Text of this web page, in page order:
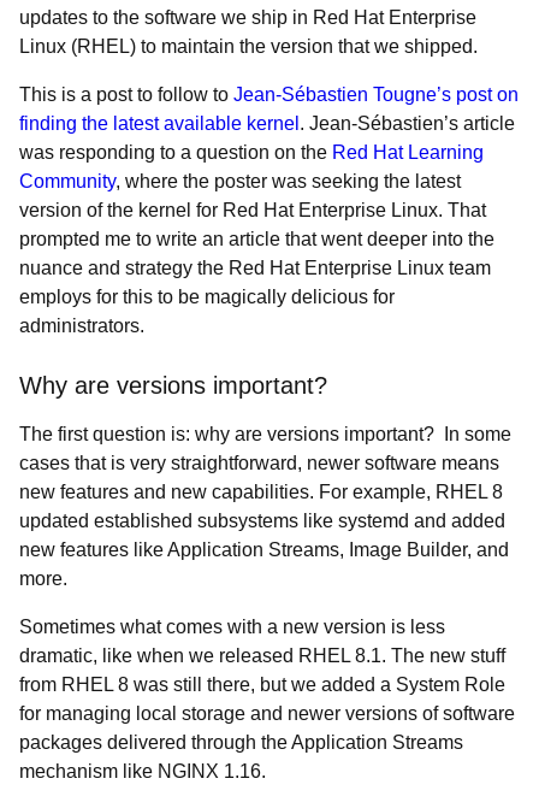
updates to the software we ship in Red Hat Enterprise
Linux (RHEL) to maintain the version that we shipped.
This is a post to follow to Jean-Sébastien Tougne’s post on
finding the latest available kernel . Jean-Sébastien’s article
was responding to a question on the Red Hat Learning
Community, where the poster was seeking the latest
version of the kernel for Red Hat Enterprise Linux. That
prompted me to write an article that went deeper into the
nuance and strategy the Red Hat Enterprise Linux team
employs for this to be magically delicious for
administrators.
Why are versions important?
The first question is: why are versions important? In some
cases that is very straightforward, newer software means
new features and new capabilities. For example, RHEL 8
updated established subsystems like systemd and added
new features like Application Streams, Image Builder, and
more.
Sometimes what comes with a new version is less
dramatic, like when we released RHEL 8.1. The new stuff
from RHEL 8 was still there, but we added a System Role
for managing local storage and newer versions of software
packages delivered through the Application Streams
mechanism like NGINX 1.16.